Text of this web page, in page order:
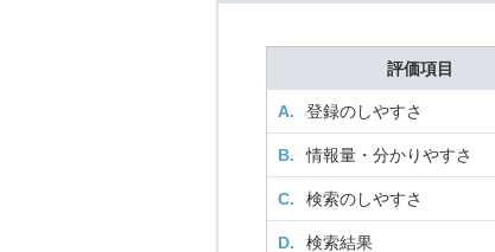
評価項目
A. 登録のしやすさ
B. 情報量・分かりやすさ
C. 検索のしやすさ
D. 検索結果